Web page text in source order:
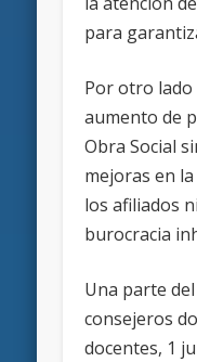
para
Por otro
aumento de
Obra Social
mejoras en
los afiliados
burocracia
Una parte
consejeros
docentes, 1